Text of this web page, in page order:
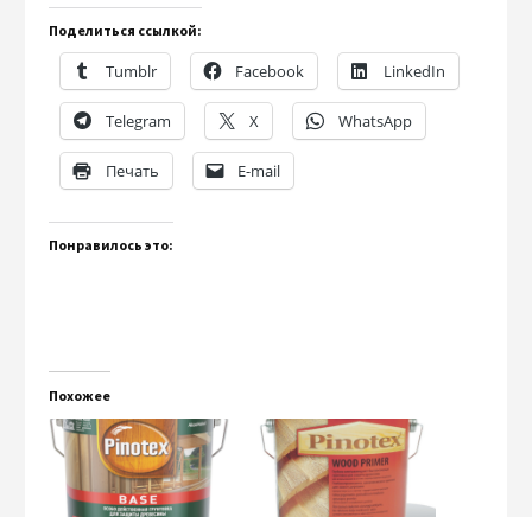
Поделиться ссылкой:
Tumblr Facebook LinkedIn
Telegram X WhatsApp
Печать E-mail
Понравилось это:
Похожее